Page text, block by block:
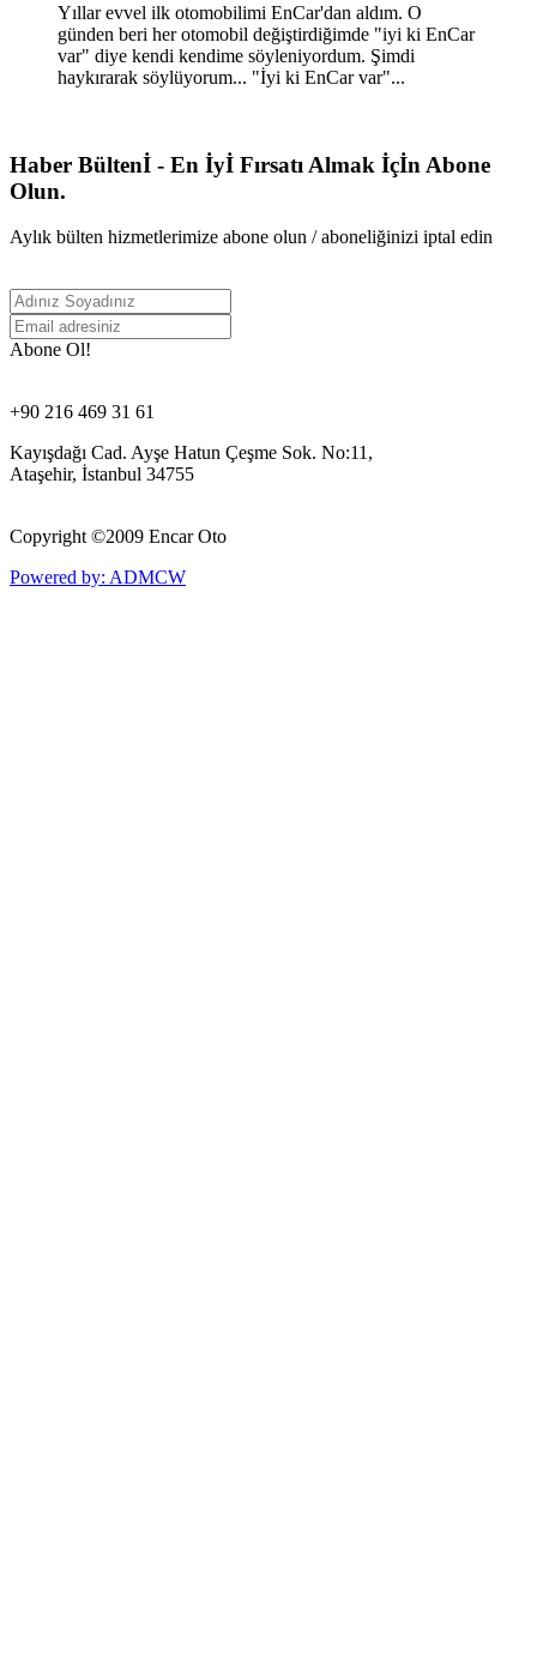
Yıllar evvel ilk otomobilimi EnCar'dan aldım. O
günden beri her otomobil değiştirdiğimde "iyi ki EnCar
var" diye kendi kendime söyleniyordum. Şimdi
haykırarak söylüyorum... "İyi ki EnCar var"...
Haber Bültenİ - En İyİ Fırsatı Almak İçİn Abone
Olun.
Aylık bülten hizmetlerimize abone olun / aboneliğinizi iptal edin
Abone Ol!
+90 216 469 31 61
Kayışdağı Cad. Ayşe Hatun Çeşme Sok. No:11,
Ataşehir, İstanbul 34755
Copyright ©2009 Encar Oto
Powered by: ADMCW